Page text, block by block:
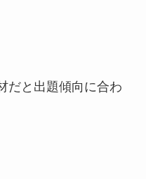
だと出題傾向に合わ